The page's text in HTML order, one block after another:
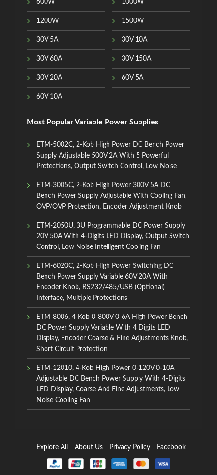
600W 1000W
1200W 1500W
30V 5A 30V 10A
30V 60A 30V 150A
30V 20A 60V 5A
60V 10A
Most Popular Variable Power Supplies
ETM-5002C, 2-Kob High Power DC Bench Power
Supply Adjustable 500V 2A With 5 Powerful
Protections, Output Switch Control, Low Noise
ETM-3005C, 2-Kob High Power 300V 5A DC
Bench Power Supply Adjustable With Cooling Fan,
OVP/OVP Protection, Encoder Adjustment Knob
ETM-2050U, 3U Programmable DC Power Supply
20V 50A With 4-Digits LED Display, Output Switch
Control, Low Noise Intelligent Cooling Fan
ETM-6020C, 2-Kob High Power Switching DC
Bench Power Supply Variable 60V 20A With
Encoder Knob, RS232/485/USB (Optional)
Interface, Multiple Protections
ETM-8006, 4-Kob 0-800V 0-6A High Power Bench
DC Power Supply Variable With 4 Digits LED
Display, Encoder Coarse & Fine Adjustments Knob,
Short Circuit Protection
ETM-12010, 4-Kob High Power 0-120V 0-10A
Adjustable DC Bench Power Supply With 4-Digits
LED Display, Coarse And Fine Adjustments, Low
Noise Cooling Fan
Explore All About Us Privacy Policy Facebook